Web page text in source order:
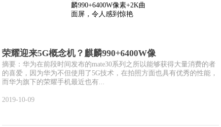
荣耀迎来5G概念机？麒麟990+6400W像
摘要：华为在前段时间发布的mate30系列之所以能够获得大量消费的者
的喜爱，因为华为不但使用了5G技术，在拍照方面也具有优秀的性能，
而华为旗下的荣耀手机最近也有...
2019-10-09